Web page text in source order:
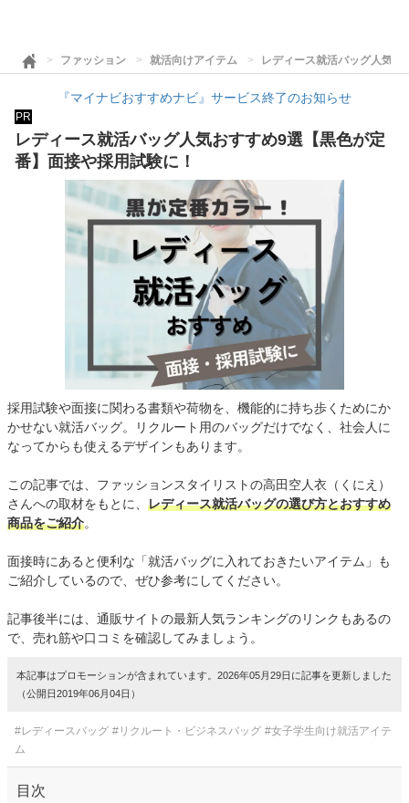
ファッション 就活向けアイテム レディース就活バッグ人気
『マイナビおすすめナビ』サービス終了のお知らせ
PR
レディース就活バッグ人気おすすめ9選【黒色が定
番】面接や採用試験に！
採用試験や面接に関わる書類や荷物を、機能的に持ち歩くためにか
かせない就活バッグ。リクルート用のバッグだけでなく、社会人に
なってからも使えるデザインもあります。
この記事では、ファッションスタイリストの高田空人衣（くにえ）
さんへの取材をもとに、 レディース就活バッグの選び方とおすすめ
商品をご紹介。
面接時にあると便利な「就活バッグに入れておきたいアイテム」も
ご紹介しているので、ぜひ参考にしてください。
記事後半には、通販サイトの最新人気ランキングのリンクもあるの
で、売れ筋や口コミを確認してみましょう。
本記事はプロモーションが含まれています。2026年05月29日に記事を更新しました
（公開日2019年06月04日）
#レディースバッグ #リクルート・ビジネスバッグ #女子学生向け就活アイテ
ム
目次